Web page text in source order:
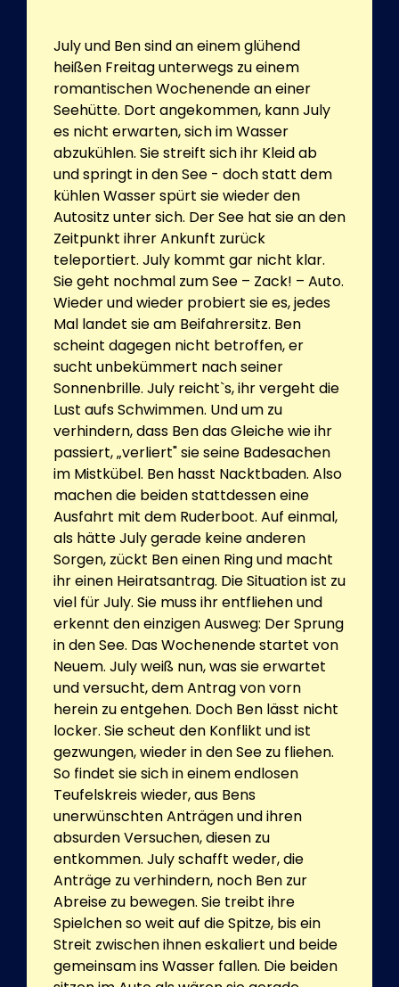
July und Ben sind an einem glühend
heißen Freitag unterwegs zu einem
romantischen Wochenende an einer
Seehütte. Dort angekommen, kann July
es nicht erwarten, sich im Wasser
abzukühlen. Sie streift sich ihr Kleid ab
und springt in den See - doch statt dem
kühlen Wasser spürt sie wieder den
Autositz unter sich. Der See hat sie an den
Zeitpunkt ihrer Ankunft zurück
teleportiert. July kommt gar nicht klar.
Sie geht nochmal zum See – Zack! – Auto.
Wieder und wieder probiert sie es, jedes
Mal landet sie am Beifahrersitz. Ben
scheint dagegen nicht betroffen, er
sucht unbekümmert nach seiner
Sonnenbrille. July reicht`s, ihr vergeht die
Lust aufs Schwimmen. Und um zu
verhindern, dass Ben das Gleiche wie ihr
passiert, „verliert" sie seine Badesachen
im Mistkübel. Ben hasst Nacktbaden. Also
machen die beiden stattdessen eine
Ausfahrt mit dem Ruderboot. Auf einmal,
als hätte July gerade keine anderen
Sorgen, zückt Ben einen Ring und macht
ihr einen Heiratsantrag. Die Situation ist zu
viel für July. Sie muss ihr entfliehen und
erkennt den einzigen Ausweg: Der Sprung
in den See. Das Wochenende startet von
Neuem. July weiß nun, was sie erwartet
und versucht, dem Antrag von vorn
herein zu entgehen. Doch Ben lässt nicht
locker. Sie scheut den Konflikt und ist
gezwungen, wieder in den See zu fliehen.
So findet sie sich in einem endlosen
Teufelskreis wieder, aus Bens
unerwünschten Anträgen und ihren
absurden Versuchen, diesen zu
entkommen. July schafft weder, die
Anträge zu verhindern, noch Ben zur
Abreise zu bewegen. Sie treibt ihre
Spielchen so weit auf die Spitze, bis ein
Streit zwischen ihnen eskaliert und beide
gemeinsam ins Wasser fallen. Die beiden